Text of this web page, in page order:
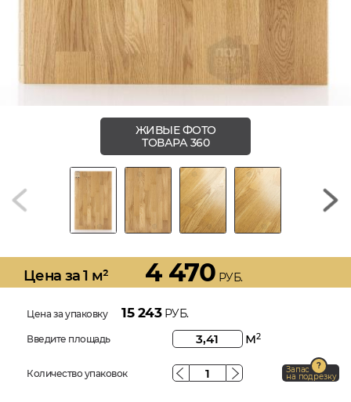
ЖИВЫЕ ФОТО
ТОВАРА 360
Цена за 1 м² 4 470 РУБ.
Цена за упаковку 15 243РУБ.
Введите площадь м2
Количество упаковок Запас
на подрезку